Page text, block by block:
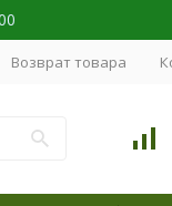
Возврат товара